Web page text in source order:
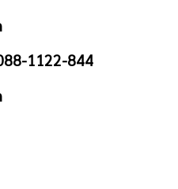
1122-844